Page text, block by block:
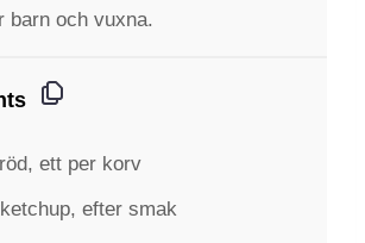
barn och vuxna.
ett per korv
efter smak